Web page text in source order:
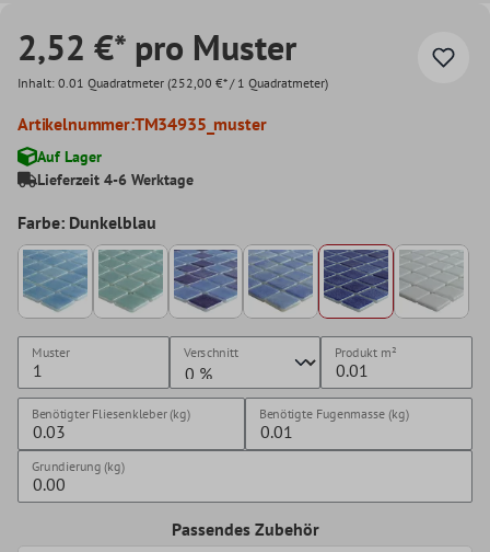
2,52 €* pro Muster
Inhalt: 0.01 Quadratmeter (252,00 €* / 1 Quadratmeter)
Artikelnummer:TM34935_muster
Auf Lager
Lieferzeit 4-6 Werktage
Farbe: Dunkelblau
Muster Verschnitt Produkt m²
Benötigter Fliesenkleber (kg) Benötigte Fugenmasse (kg)
Grundierung (kg)
Passendes Zubehör